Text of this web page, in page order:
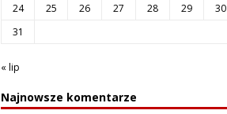
24
25 26 27 28 29
30
31
« lip
Najnowsze komentarze